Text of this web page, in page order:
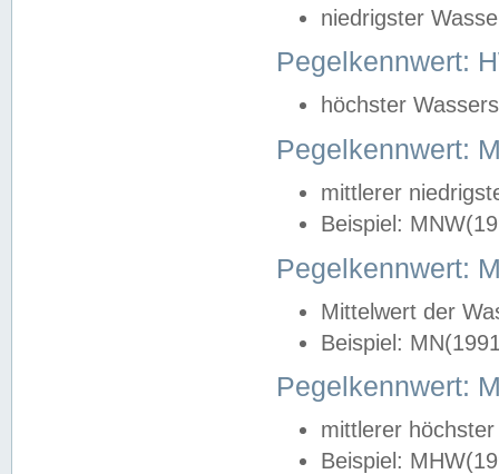
niedrigster
Pegelkennwert:
höchster
Pegelkennwert:
mittlerer
Beispiel:
Pegelkennwert:
Mittelwert der
Beispiel:
Pegelkennwert:
mittlerer
Beispiel: